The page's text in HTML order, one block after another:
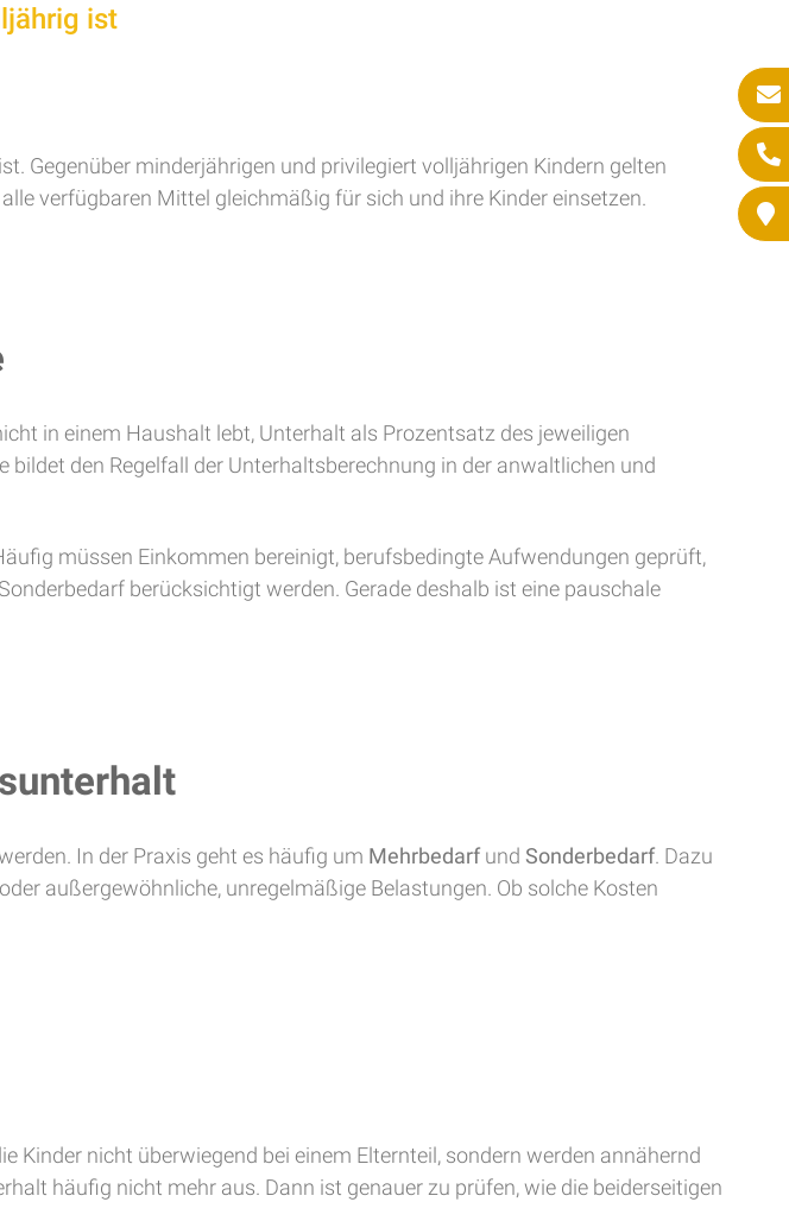
ist
Gegenüber minderjährigen und privilegiert volljährigen Kindern gelten
verfügbaren Mittel gleichmäßig für sich und ihre Kinder einsetzen.
in einem Haushalt lebt, Unterhalt als Prozentsatz des jeweiligen
den Regelfall der Unterhaltsberechnung in der anwaltlichen und
müssen Einkommen bereinigt, berufsbedingte Aufwendungen geprüft,
berücksichtigt werden. Gerade deshalb ist eine pauschale
In der Praxis geht es häufig um Mehrbedarf und Sonderbedarf . Dazu
außergewöhnliche, unregelmäßige Belastungen. Ob solche Kosten
Kinder nicht überwiegend bei einem Elternteil, sondern werden annähernd
häufig nicht mehr aus. Dann ist genauer zu prüfen, wie die beiderseitigen